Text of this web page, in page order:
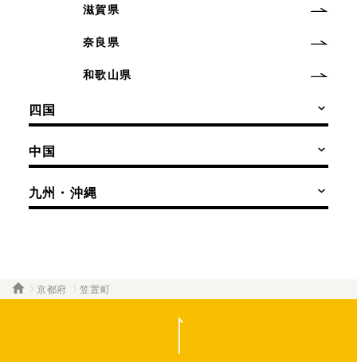
滋賀県
奈良県
和歌山県
四国
中国
九州・沖縄
京都府 笠置町